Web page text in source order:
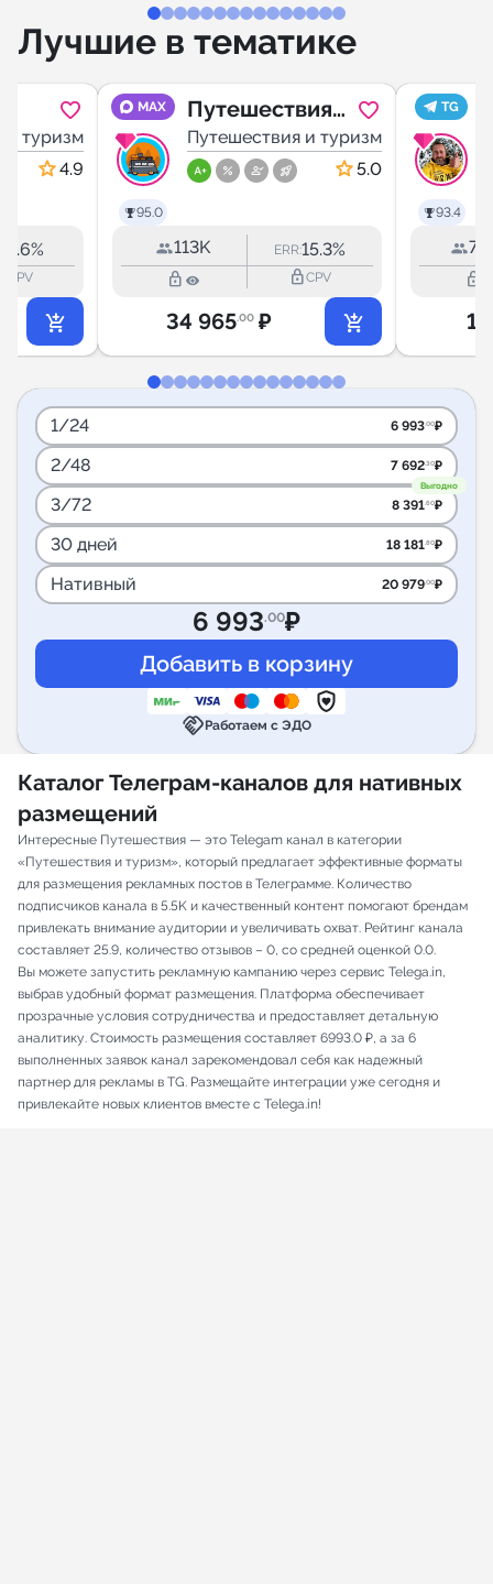
Лучшие в тематике
и туризм
4.9
3.6%
CPV
MAX
95.0
Путешествия
по России
Путешествия и туризм
5.0
113K ERR:15.3%
lock_outline lock_outlineCPV
34 965.00 ₽
TG
93.4
lock_outline
1/24 6 993.00₽
2/48 7 692.30₽
Выгодно
3/72 8 391.60₽
30 дней 18 181.80₽
Нативный 20 979.00₽
6 993.00₽
handshakeРаботаем с ЭДО
Каталог Телеграм-каналов для нативных
размещений
Интересные Путешествия — это Telegam канал в категории
«Путешествия и туризм», который предлагает эффективные форматы
для размещения рекламных постов в Телеграмме. Количество
подписчиков канала в 5.5K и качественный контент помогают брендам
привлекать внимание аудитории и увеличивать охват. Рейтинг канала
составляет 25.9, количество отзывов – 0, со средней оценкой 0.0.
Вы можете запустить рекламную кампанию через сервис Telega.in,
выбрав удобный формат размещения. Платформа обеспечивает
прозрачные условия сотрудничества и предоставляет детальную
аналитику. Стоимость размещения составляет 6993.0 ₽, а за 6
выполненных заявок канал зарекомендовал себя как надежный
партнер для рекламы в TG. Размещайте интеграции уже сегодня и
привлекайте новых клиентов вместе с Telega.in!